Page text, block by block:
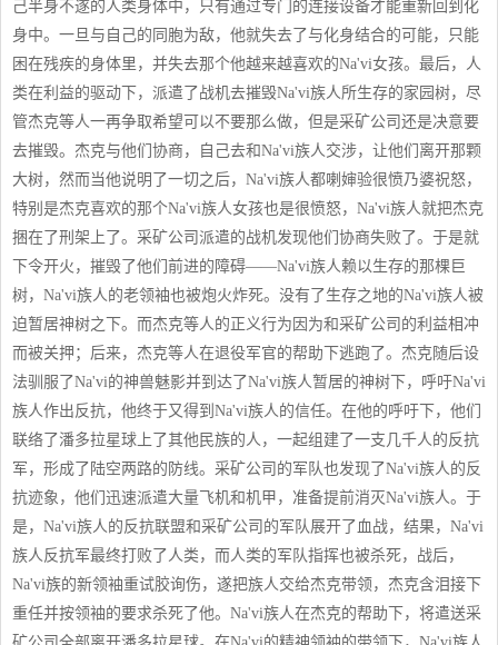
己半身不遂的人类身体中，只有通过专门的连接设备才能重新回到化
身中。一旦与自己的同胞为敌，他就失去了与化身结合的可能，只能
困在残疾的身体里，并失去那个他越来越喜欢的Na'vi女孩。最后，人
类在利益的驱动下，派遣了战机去摧毁Na'vi族人所生存的家园树，尽
管杰克等人一再争取希望可以不要那么做，但是采矿公司还是决意要
去摧毁。杰克与他们协商，自己去和Na'vi族人交涉，让他们离开那颗
大树，然而当他说明了一切之后，Na'vi族人都喇婶验很愤乃婆祝怒，
特别是杰克喜欢的那个Na'vi族人女孩也是很愤怒，Na'vi族人就把杰克
捆在了刑架上了。采矿公司派遣的战机发现他们协商失败了。于是就
下令开火，摧毁了他们前进的障碍——Na'vi族人赖以生存的那棵巨
树，Na'vi族人的老领袖也被炮火炸死。没有了生存之地的Na'vi族人被
迫暂居神树之下。而杰克等人的正义行为因为和采矿公司的利益相冲
而被关押；后来，杰克等人在退役军官的帮助下逃跑了。杰克随后设
法驯服了Na'vi的神兽魅影并到达了Na'vi族人暂居的神树下，呼吁Na'vi
族人作出反抗，他终于又得到Na'vi族人的信任。在他的呼吁下，他们
联络了潘多拉星球上了其他民族的人，一起组建了一支几千人的反抗
军，形成了陆空两路的防线。采矿公司的军队也发现了Na'vi族人的反
抗迹象，他们迅速派遣大量飞机和机甲，准备提前消灭Na'vi族人。于
是，Na'vi族人的反抗联盟和采矿公司的军队展开了血战，结果，Na'vi
族人反抗军最终打败了人类，而人类的军队指挥也被杀死，战后，
Na'vi族的新领袖重试胶询伤，遂把族人交给杰克带领，杰克含泪接下
重任并按领袖的要求杀死了他。Na'vi族人在杰克的帮助下，将遣送采